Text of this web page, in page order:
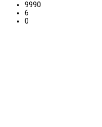
9990
6
0